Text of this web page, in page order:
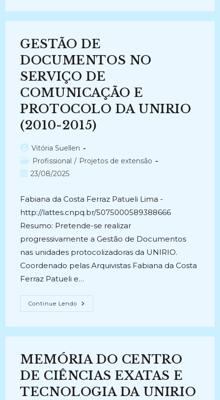
E
UNIRIO.
(2010-
2012)
GESTÃO DE
DOCUMENTOS NO
SERVIÇO DE
COMUNICAÇÃO E
PROTOCOLO DA UNIRIO
(2010-2015)
Autor
do
post:
Vitória Suellen
Categoria
do
Profissional / Projetos de extensão
Post23/08/2025
Fabiana da Costa Ferraz Patueli Lima -
http://lattes.cnpq.br/5075000589388666
Resumo: Pretende-se realizar
progressivamente a Gestão de Documentos
nas unidades protocolizadoras da UNIRIO.
Coordenado pelas Arquivistas Fabiana da Costa
Ferraz Patueli e…
Continue Lendo GESTÃO
DE
DE
PROTOCOLO
DA
UNIRIO
(2010-
2015)
MEMÓRIA DO CENTRO
DE CIÊNCIAS EXATAS E
TECNOLOGIA DA UNIRIO